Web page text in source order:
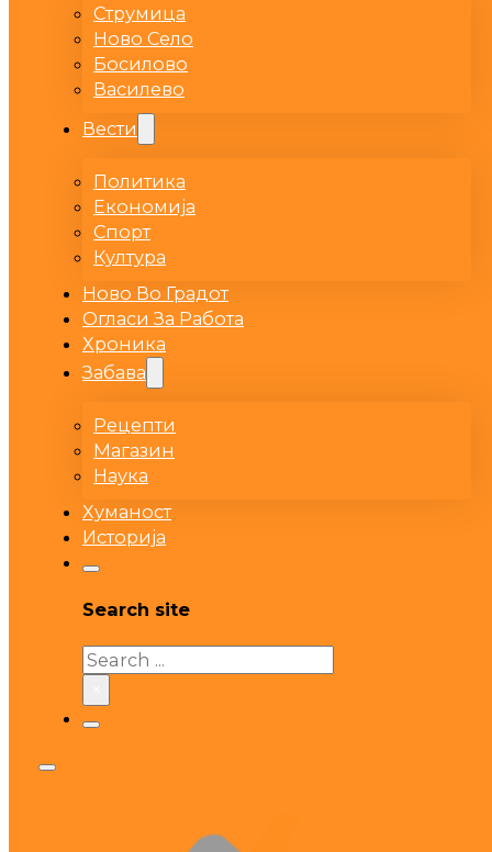
Струмица
Ново Село
Босилово
Василево
Вести
Политика
Економија
Спорт
Култура
Ново Во Градот
Огласи За Работа
Хроника
Забава
Рецепти
Магазин
Наука
Хуманост
Историја
Search site
Search